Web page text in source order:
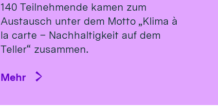
140 Teilnehmende kamen zum
Austausch unter dem Motto „Klima à
la carte – Nachhaltigkeit auf dem
Teller“ zusammen.
Mehr